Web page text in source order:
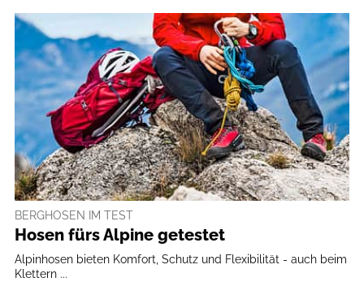
BERGHOSEN IM TEST
Hosen fürs Alpine getestet
Alpinhosen bieten Komfort, Schutz und Flexibilität - auch beim
Klettern ...